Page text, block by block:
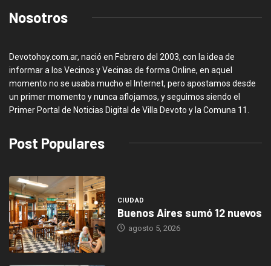
Nosotros
Devotohoy.com.ar, nació en Febrero del 2003, con la idea de
informar a los Vecinos y Vecinas de forma Online, en aquel
momento no se usaba mucho el Internet, pero apostamos desde
un primer momento y nunca aflojamos, y seguimos siendo el
Primer Portal de Noticias Digital de Villa Devoto y la Comuna 11.
Post Populares
CIUDAD
Buenos Aires sumó 12 nuevos
agosto 5, 2026